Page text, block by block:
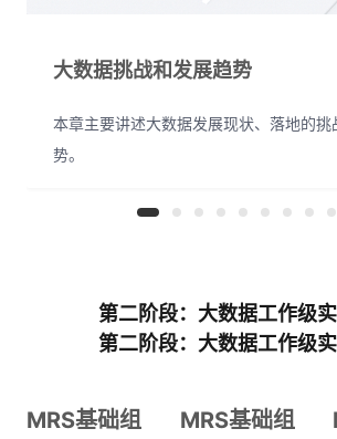
大数据挑战和发展趋势
本章主要讲述大数据发展现状、落地的挑
势。
第二阶段：大数据工作级
第二阶段：大数据工作级
MRS基础组
MRS基础组